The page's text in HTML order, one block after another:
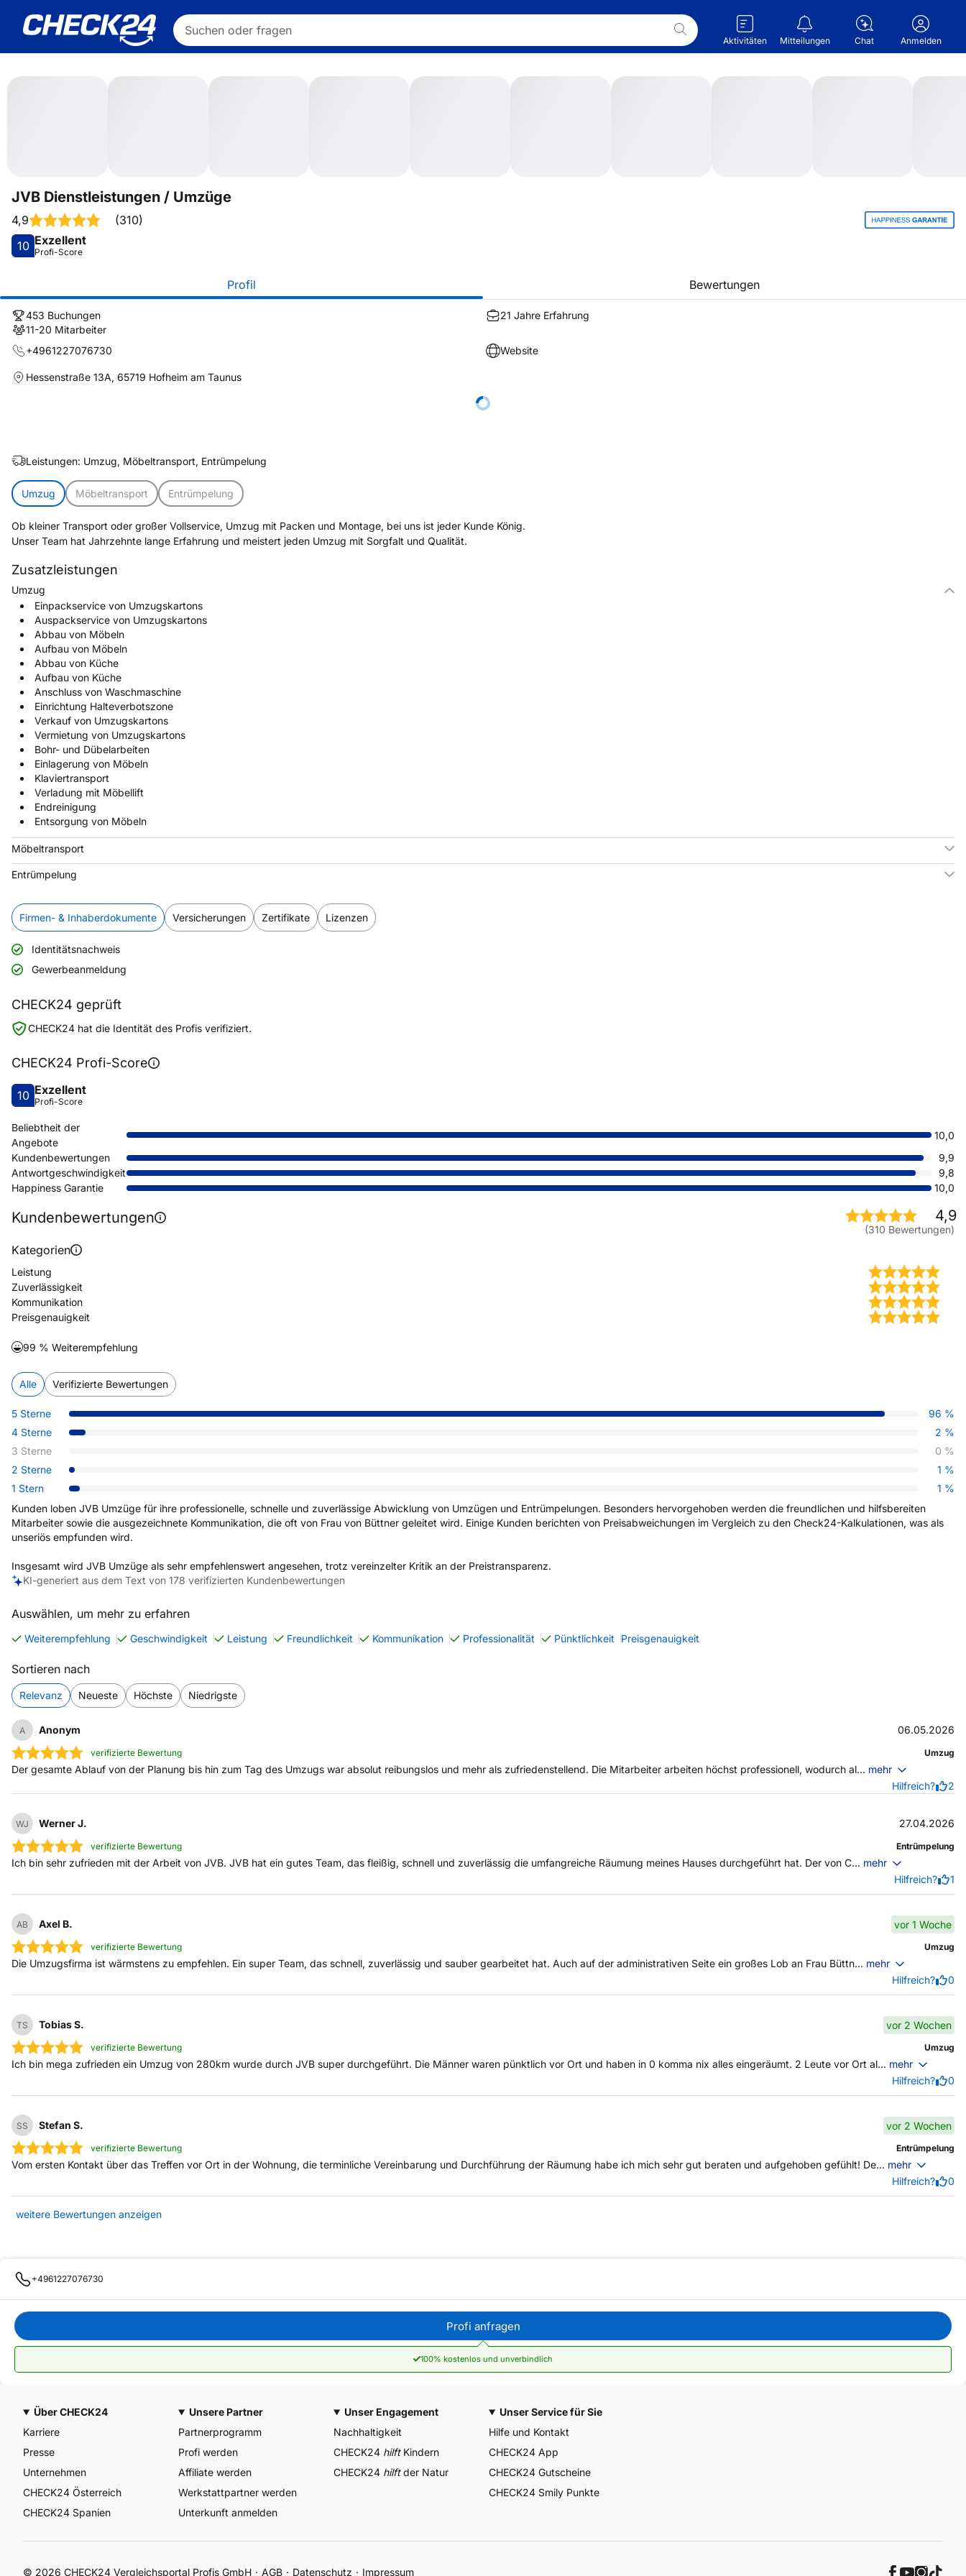
Suchen oder fragen
Aktivitäten Mitteilungen Chat Anmelden
JVB Dienstleistungen / Umzüge
4,9 (310)
10 Exzellent
Profi-Score
Profil Bewertungen
453 Buchungen 21 Jahre Erfahrung
11-20 Mitarbeiter
+4961227076730
Website
Hessenstraße 13A, 65719 Hofheim am Taunus
Leistungen: Umzug, Möbeltransport, Entrümpelung
Umzug Möbeltransport Entrümpelung
Ob kleiner Transport oder großer Vollservice, Umzug mit Packen und Montage, bei uns ist jeder Kunde König.
Unser Team hat Jahrzehnte lange Erfahrung und meistert jeden Umzug mit Sorgfalt und Qualität.
Zusatzleistungen
Umzug
Einpackservice von Umzugskartons
Auspackservice von Umzugskartons
Abbau von Möbeln
Aufbau von Möbeln
Abbau von Küche
Aufbau von Küche
Anschluss von Waschmaschine
Einrichtung Halteverbotszone
Verkauf von Umzugskartons
Vermietung von Umzugskartons
Bohr- und Dübelarbeiten
Einlagerung von Möbeln
Klaviertransport
Verladung mit Möbellift
Endreinigung
Entsorgung von Möbeln
Möbeltransport
Entrümpelung
Firmen- & Inhaberdokumente Versicherungen Zertifikate Lizenzen
Identitätsnachweis
Gewerbeanmeldung
CHECK24 geprüft
CHECK24 hat die Identität des Profis verifiziert.
CHECK24 Profi-Score
10 Exzellent
Profi-Score
Beliebtheit der
Angebote
10,0
Kundenbewertungen
9,9
Antwortgeschwindigkeit
9,8
Happiness Garantie
10,0
Kundenbewertungen 4,9
(310 Bewertungen)
Kategorien
Leistung
Zuverlässigkeit
Kommunikation
Preisgenauigkeit
99 % Weiterempfehlung
Alle Verifizierte Bewertungen
5 Sterne 96 %
4 Sterne
2 %
3 Sterne
0 %
2 Sterne
1 %
1 Stern
1 %
Kunden loben JVB Umzüge für ihre professionelle, schnelle und zuverlässige Abwicklung von Umzügen und Entrümpelungen. Besonders hervorgehoben werden die freundlichen und hilfsbereiten
Mitarbeiter sowie die ausgezeichnete Kommunikation, die oft von Frau von Büttner geleitet wird. Einige Kunden berichten von Preisabweichungen im Vergleich zu den Check24-Kalkulationen, was als
unseriös empfunden wird.
Insgesamt wird JVB Umzüge als sehr empfehlenswert angesehen, trotz vereinzelter Kritik an der Preistransparenz.
KI-generiert aus dem Text von 178 verifizierten Kundenbewertungen
Auswählen, um mehr zu erfahren
Weiterempfehlung Geschwindigkeit Leistung Freundlichkeit Kommunikation Professionalität Pünktlichkeit Preisgenauigkeit
Sortieren nach
Relevanz Neueste Höchste Niedrigste
A Anonym 06.05.2026
verifizierte Bewertung Umzug
Der gesamte Ablauf von der Planung bis hin zum Tag des Umzugs war absolut reibungslos und mehr als zufriedenstellend. Die Mitarbeiter arbeiten höchst professionell, wodurch al... mehr
Hilfreich?
2
WJ Werner J. 27.04.2026
verifizierte Bewertung Entrümpelung
Ich bin sehr zufrieden mit der Arbeit von JVB. JVB hat ein gutes Team, das fleißig, schnell und zuverlässig die umfangreiche Räumung meines Hauses durchgeführt hat. Der von C... mehr
Hilfreich?
1
AB Axel B. vor 1 Woche
verifizierte Bewertung Umzug
Die Umzugsfirma ist wärmstens zu empfehlen. Ein super Team, das schnell, zuverlässig und sauber gearbeitet hat. Auch auf der administrativen Seite ein großes Lob an Frau Büttn... mehr
Hilfreich?
0
TS Tobias S. vor 2 Wochen
verifizierte Bewertung Umzug
Ich bin mega zufrieden ein Umzug von 280km wurde durch JVB super durchgeführt. Die Männer waren pünktlich vor Ort und haben in 0 komma nix alles eingeräumt. 2 Leute vor Ort al... mehr
Hilfreich?
0
SS Stefan S. vor 2 Wochen
verifizierte Bewertung Entrümpelung
Vom ersten Kontakt über das Treffen vor Ort in der Wohnung, die terminliche Vereinbarung und Durchführung der Räumung habe ich mich sehr gut beraten und aufgehoben gefühlt! De... mehr
Hilfreich?
0
weitere Bewertungen anzeigen
+4961227076730
Profi anfragen
100% kostenlos und unverbindlich
Über CHECK24
Karriere
Presse
Unternehmen
CHECK24 Österreich
CHECK24 Spanien
Unsere Partner
Partnerprogramm
Profi werden
Affiliate werden
Werkstattpartner werden
Unterkunft anmelden
Unser Engagement
Nachhaltigkeit
CHECK24 hilftKindern
CHECK24 hilftder Natur
Unser Service für Sie
Hilfe und Kontakt
CHECK24 App
CHECK24 Gutscheine
CHECK24 Smily Punkte
© 2026 CHECK24 Vergleichsportal Profis GmbH AGB Datenschutz Impressum